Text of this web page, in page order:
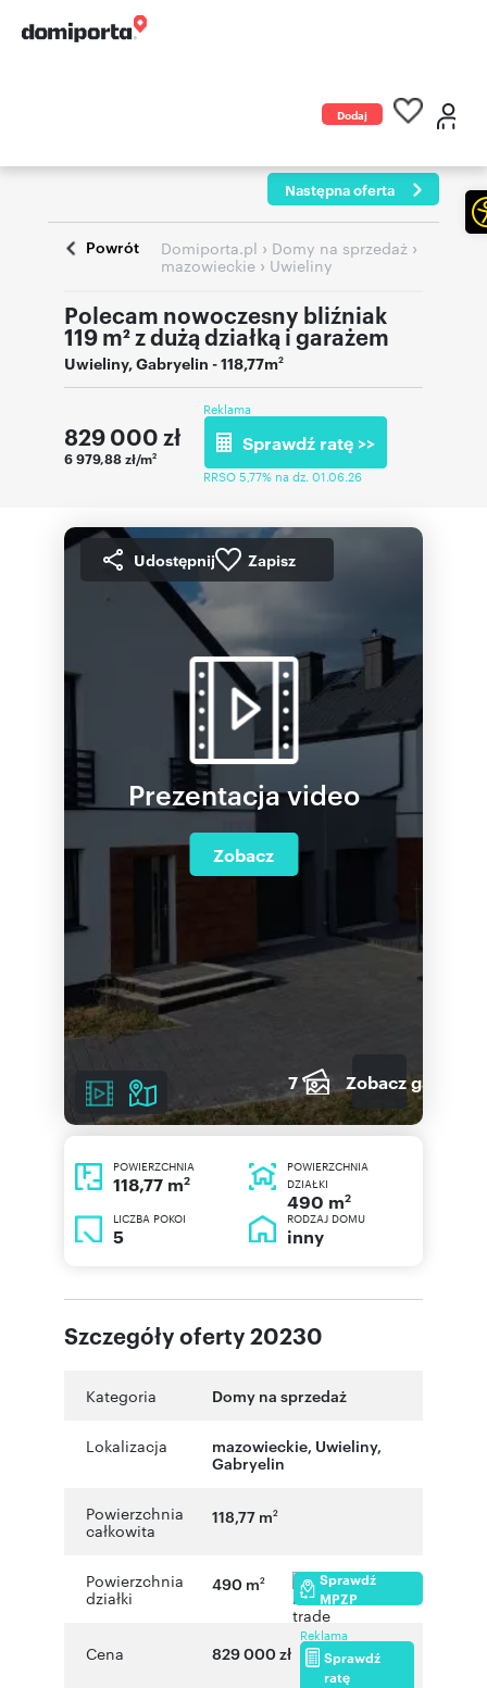
Dodaj
Następna oferta
Powrót Domiporta.pl › Domy na sprzedaż ›
mazowieckie › Uwieliny
Polecam nowoczesny bliźniak
119 m² z dużą działką i garażem
Uwieliny,Gabryelin - 118,77m2
829 000 zł
6 979,88 zł/m2
Reklama
Sprawdź ratę >>
RRSO 5,77% na dz. 01.06.26
Udostępnij Zapisz
Prezentacja video
Zobacz
7 Zobacz galerię
POWIERZCHNIA
118,77 m2
POWIERZCHNIA
DZIAŁKI
490 m2
LICZBA POKOI
5
RODZAJ DOMU
inny
Szczegóły oferty 20230
Kategoria Domy na sprzedaż
Lokalizacja mazowieckie, Uwieliny,
Gabryelin
Powierzchnia
całkowita
118,77 m2
Powierzchnia
działki
490 m2
Sprawdź
MPZP
Cena 829 000 zł
Reklama
Sprawdź
ratę